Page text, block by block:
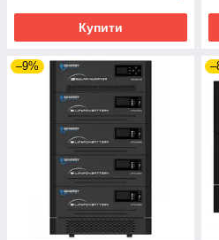
Купити
–9%